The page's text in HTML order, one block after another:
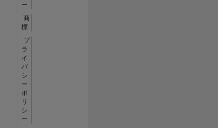
ー
商
標
プ
ラ
イ
バ
シ
ー
ポ
リ
シ
ー